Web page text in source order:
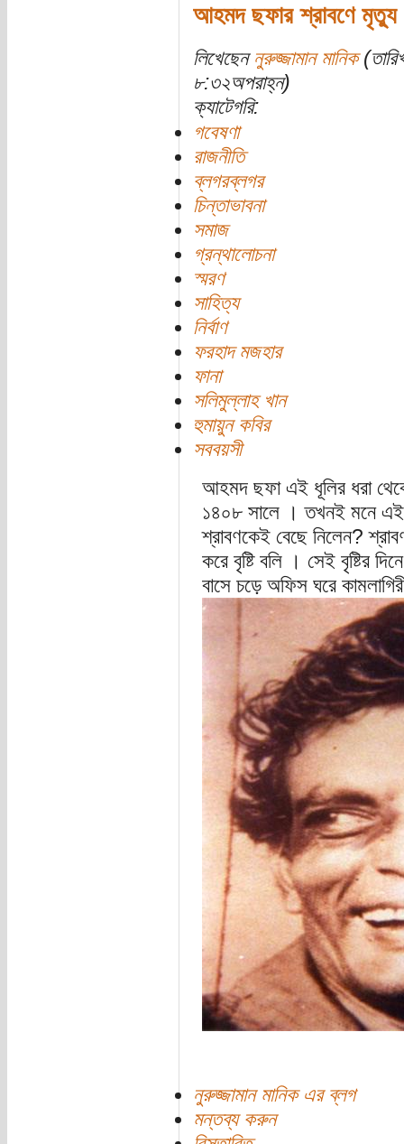
আহমদ ছফার শ্রাবণে মৃত্যু
লিখেছেন নুরুজ্জামান মানিক
৮:৩২অপরাহ্ন)
ক্যাটেগরি:
গবেষণা
রাজনীতি
ব্লগরব্লগর
চিন্তাভাবনা
সমাজ
গ্রন্থালোচনা
স্মরণ
সাহিত্য
নির্বাণ
ফরহাদ মজহার
ফানা
সলিমুল্লাহ খান
হুমায়ুন কবির
সববয়সী
আহমদ ছফা এই ধূলির ধরা থেকে
১৪০৮ সালে । তখনই মনে এই
শ্রাবণকেই বেছে নিলেন?
করে বৃষ্টি বলি । সেই বৃষ্টির
বাসে চড়ে অফিস ঘরে
নুরুজ্জামান মানিক এর ব্লগ
মন্তব্য করুন